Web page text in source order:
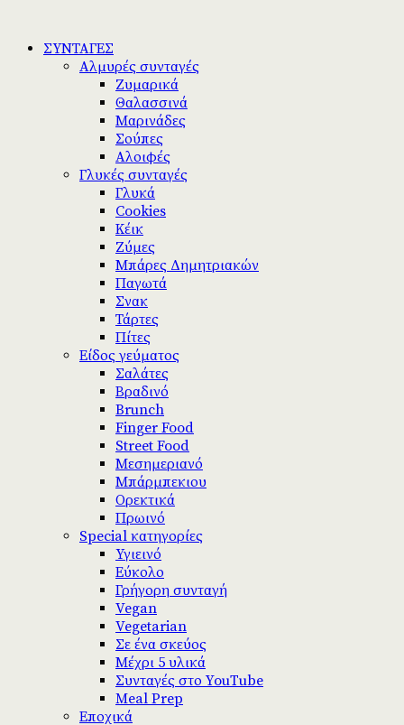
ΣΥΝΤΑΓΕΣ
Αλμυρές συνταγές
Ζυμαρικά
Θαλασσινά
Μαρινάδες
Σούπες
Αλοιφές
Γλυκές συνταγές
Γλυκά
Cookies
Κέικ
Ζύμες
Μπάρες Δημητριακών
Παγωτά
Σνακ
Τάρτες
Πίτες
Είδος γεύματος
Σαλάτες
Βραδινό
Brunch
Finger Food
Street Food
Μεσημεριανό
Μπάρμπεκιου
Ορεκτικά
Πρωινό
Special κατηγορίες
Υγιεινό
Εύκολο
Γρήγορη συνταγή
Vegan
Vegetarian
Σε ένα σκεύος
Μέχρι 5 υλικά
Συνταγές στο YouTube
Meal Prep
Εποχικά